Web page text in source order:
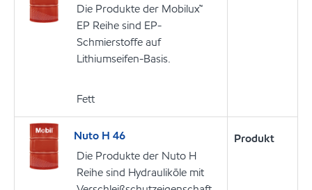
Die Produkte der Mobilux™
EP Reihe sind EP-
Schmierstoffe auf
Lithiumseifen-Basis.
Fett
Nuto H 46
Die Produkte der Nuto H
Reihe sind Hydrauliköle mit
Produkt